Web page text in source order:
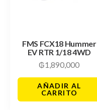
FMS FCX18 Hummer
EV RTR 1/18 4WD
₲1,890,000
AÑADIR AL
CARRITO